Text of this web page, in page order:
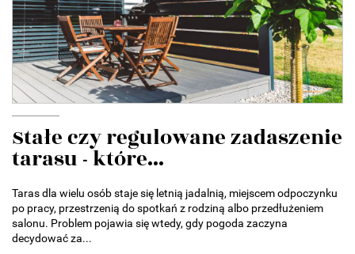
Stałe czy regulowane zadaszenie
tarasu - które...
Taras dla wielu osób staje się letnią jadalnią, miejscem odpoczynku
po pracy, przestrzenią do spotkań z rodziną albo przedłużeniem
salonu. Problem pojawia się wtedy, gdy pogoda zaczyna
decydować za...